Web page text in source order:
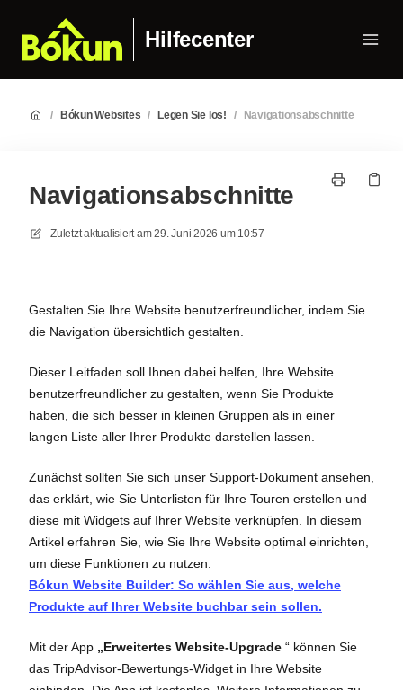
Hilfecenter
/ Bókun Websites / Legen Sie los! / Navigationsabschnitte
Navigationsabschnitte
Zuletzt aktualisiert am29. Juni 2026 um 10:57
Gestalten Sie Ihre Website benutzerfreundlicher, indem Sie
die Navigation übersichtlich gestalten.
Dieser Leitfaden soll Ihnen dabei helfen, Ihre Website
benutzerfreundlicher zu gestalten, wenn Sie Produkte
haben, die sich besser in kleinen Gruppen als in einer
langen Liste aller Ihrer Produkte darstellen lassen.
Zunächst sollten Sie sich unser Support-Dokument ansehen,
das erklärt, wie Sie Unterlisten für Ihre Touren erstellen und
diese mit Widgets auf Ihrer Website verknüpfen. In diesem
Artikel erfahren Sie, wie Sie Ihre Website optimal einrichten,
um diese Funktionen zu nutzen.
Bókun Website Builder: So wählen Sie aus, welche
Produkte auf Ihrer Website buchbar sein sollen.
Mit der App „Erweitertes Website-Upgrade “ können Sie
das TripAdvisor-Bewertungs-Widget in Ihre Website